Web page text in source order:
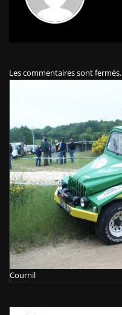
Les commentaires sont fermés.
Cournil